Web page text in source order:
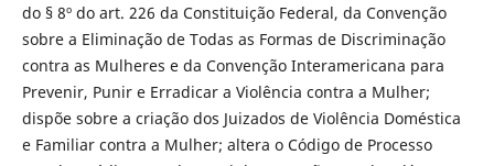
do § 8º do art. 226 da Constituição Federal, da Convenção
sobre a Eliminação de Todas as Formas de Discriminação
contra as Mulheres e da Convenção Interamericana para
Prevenir, Punir e Erradicar a Violência contra a Mulher;
dispõe sobre a criação dos Juizados de Violência Doméstica
e Familiar contra a Mulher; altera o Código de Processo